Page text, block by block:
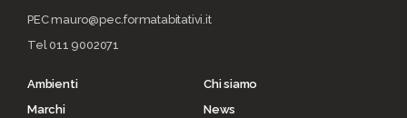
PEC mauro@pec.formatabitativi.it
Tel 011 9002071
Ambienti
Marchi
Chi siamo
News